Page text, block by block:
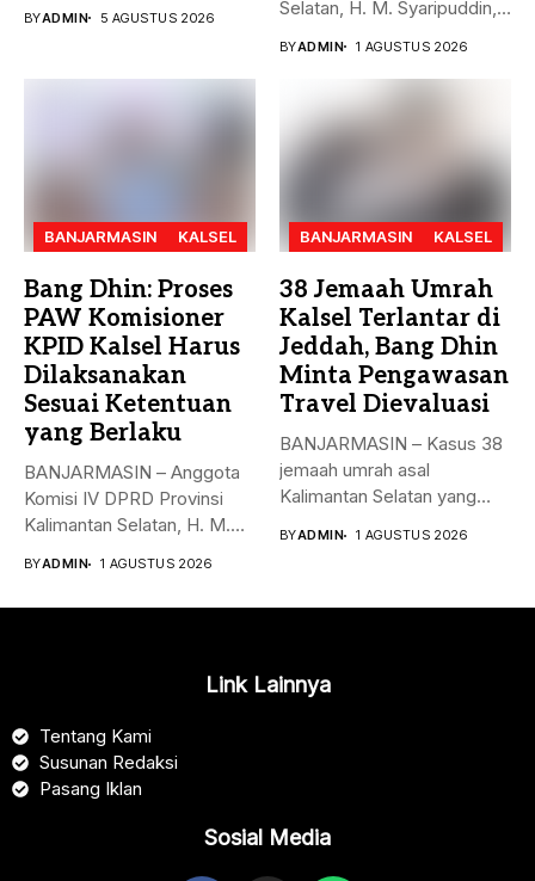
BYADMIN 5 AGUSTUS 2026
Selatan, H. M. Syaripuddin,
BYADMIN 1 AGUSTUS 2026
BANJARMASIN KALSEL
Bang Dhin: Proses
PAW Komisioner
KPID Kalsel Harus
Dilaksanakan
Sesuai Ketentuan
yang Berlaku
BANJARMASIN – Anggota
Komisi IV DPRD Provinsi
Kalimantan Selatan, H. M.
BYADMIN 1 AGUSTUS 2026
BANJARMASIN KALSEL
38 Jemaah Umrah
Kalsel Terlantar di
Jeddah, Bang Dhin
Minta Pengawasan
Travel Dievaluasi
BANJARMASIN – Kasus 38
jemaah umrah asal
Kalimantan Selatan yang
BYADMIN 1 AGUSTUS 2026
Link Lainnya
Tentang Kami
Susunan Redaksi
Pasang Iklan
Sosial Media